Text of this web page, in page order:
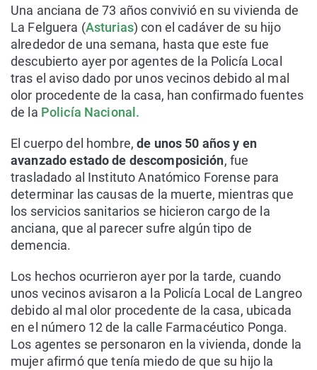
Una anciana de 73 años convivió en su vivienda de
La Felguera (Asturias) con el cadáver de su hijo
alrededor de una semana, hasta que este fue
descubierto ayer por agentes de la Policía Local
tras el aviso dado por unos vecinos debido al mal
olor procedente de la casa, han confirmado fuentes
de la Policía Nacional.
El cuerpo del hombre,de unos 50 años y en
avanzado estado de descomposición, fue
trasladado al Instituto Anatómico Forense para
determinar las causas de la muerte, mientras que
los servicios sanitarios se hicieron cargo de la
anciana, que al parecer sufre algún tipo de
demencia.
Los hechos ocurrieron ayer por la tarde, cuando
unos vecinos avisaron a la Policía Local de Langreo
debido al mal olor procedente de la casa, ubicada
en el número 12 de la calle Farmacéutico Ponga.
Los agentes se personaron en la vivienda, donde la
mujer afirmó que tenía miedo de que su hijo la